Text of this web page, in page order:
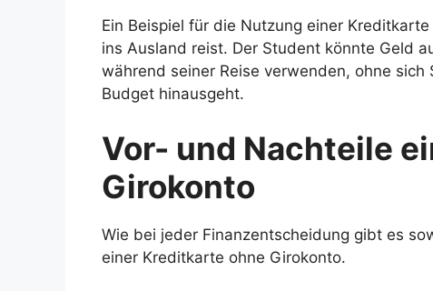
Ein Beispiel für die Nutzung einer
ins Ausland reist. Der Student könnte Geld
während seiner Reise verwenden, ohne
Budget hinausgeht.
Vor- und Nachteile
Girokonto
Wie bei jeder Finanzentscheidung gibt es
einer Kreditkarte ohne Girokonto.